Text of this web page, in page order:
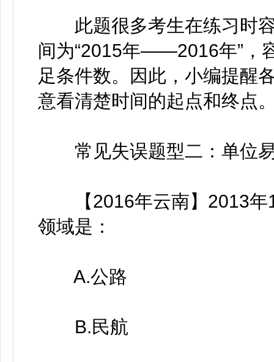
此题很多考生在练习时容
间为“2015年——2016年”，
足条件数。因此，小编提醒
意看清楚时间的起点和终点
常见失误题型二：单位
【2016年云南】2013年
领域是：
A.公路
B.民航